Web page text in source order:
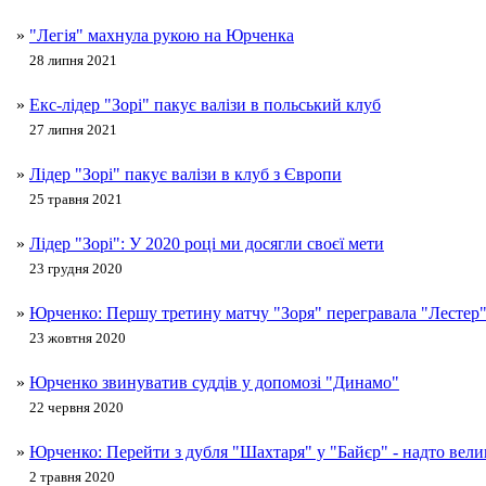
» "Легія" махнула рукою на Юрченка
28 липня 2021
» Екс-лідер "Зорі" пакує валізи в польський клуб
27 липня 2021
» Лідер "Зорі" пакує валізи в клуб з Європи
25 травня 2021
» Лідер "Зорі": У 2020 році ми досягли своєї мети
23 грудня 2020
» Юрченко: Першу третину матчу "Зоря" перегравала "Лестер"
23 жовтня 2020
» Юрченко звинуватив суддів у допомозі "Динамо"
22 червня 2020
» Юрченко: Перейти з дубля "Шахтаря" у "Байєр" - надто
2 травня 2020